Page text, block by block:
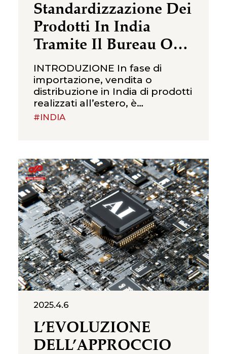
Standardizzazione Dei
Prodotti In India
Tramite Il Bureau Of
Indian Standards
INTRODUZIONE In fase di
importazione, vendita o
distribuzione in India di prodotti
realizzati all’estero, è
fondamentale tenere presente
standard sono emessi dal
Bureau of Indian Standards,
comunemente noto come BIS,
l’organizzazione istituita dal
Governo Indiano per
promuovere lo sviluppo
armonioso delle attività
#INDIA
2025.4.6
L’EVOLUZIONE
DELL’APPROCCIO